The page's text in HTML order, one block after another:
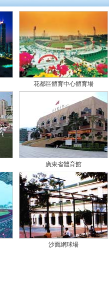
花都區體育中心體育場
廣東省體育館
沙面網球場